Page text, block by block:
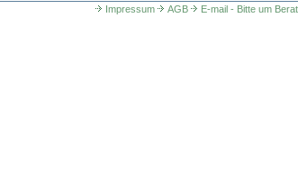
Impressum AGB E-mail - Bitte um